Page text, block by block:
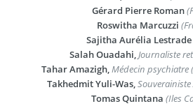
Gérard Pierre Roman
Roswitha Marcuzzi
Sajitha Aurélia Lestrade
Salah Ouadahi,Journaliste
Tahar Amazigh,Médecin psychiatre
Takhedmit Yuli-Was,Souverainiste
Tomas Quintana (Iles